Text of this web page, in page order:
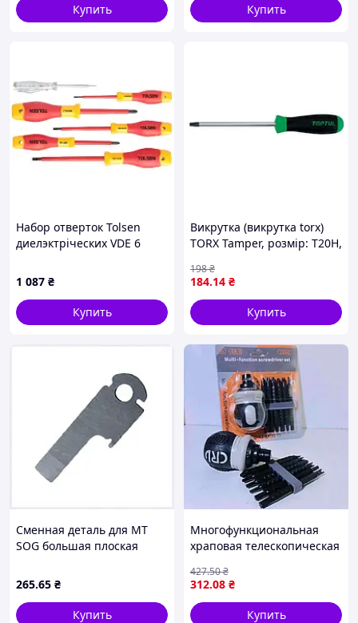
Купить
Купить
Набор отверток Tolsen
диелэктріческих VDE 6
1 087 ₴
Купить
Викрутка (викрутка torx)
TORX Tamper, розмір: T20H,
2: 205 мм TOPTUL FEAB2010
184.14 ₴
198₴
Купить
Сменная деталь для МТ
SOG большая плоская
265.65 ₴
Купить
Многофункциональная
храповая телескопическая
головкойTOOLS 13 (120 шт/
ящ)
312.08 ₴
427.50₴
Купить